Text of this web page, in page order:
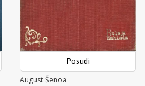
Posudi
August Šenoa